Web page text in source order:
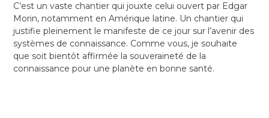
C’est un vaste chantier qui jouxte celui ouvert par Edgar
Morin, notamment en Amérique latine. Un chantier qui
justifie pleinement le manifeste de ce jour sur l’avenir des
systèmes de connaissance. Comme vous, je souhaite
que soit bientôt affirmée la souveraineté de la
connaissance pour une planète en bonne santé.